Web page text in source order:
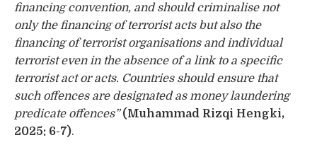
financing convention, and should criminalise not
only the financing of terrorist acts but also the
financing of terrorist organisations and individual
terrorist even in the absence of a link to a specific
terrorist act or acts. Countries should ensure that
such offences are designated as money laundering
predicate offences” (Muhammad Rizqi Hengki,
2025: 6-7).